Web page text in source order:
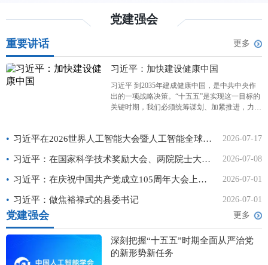
党建强会
重要讲话 更多
习近平：加快建设健康中国
习近平 到2035年建成健康中国，是中共中央作
出的一项战略决策。“十五五”是实现这一目标的
关键时期，我们必须统筹谋划、加紧推进，力求
参加全国政协十四届四次会议的农工党、九三学
• 习近平在2026世界人工智能大会暨人工智能全球治理高级别会议开幕式上的主旨讲话（全文） 2026-07-17
• 习近平：在国家科学技术奖励大会、两院院士大会、中国科协第十一次全国代表大会上的讲话 2026-07-08
• 习近平：在庆祝中国共产党成立105周年大会上的讲话 2026-07-01
• 习近平：做焦裕禄式的县委书记 2026-07-01
党建强会 更多
深刻把握“十五五”时期全面从严治党
的新形势新任务